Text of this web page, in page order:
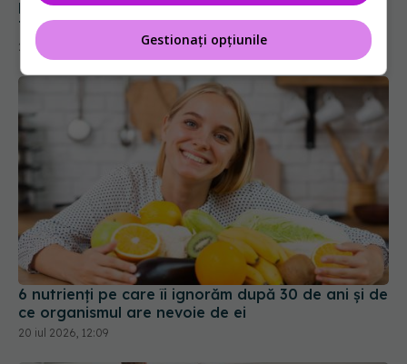
6 nutrienți pe care îi ignorăm după 30 de ani și de
ce organismul are nevoie de ei
20 iul 2026, 12:09
Gestionați opțiunile